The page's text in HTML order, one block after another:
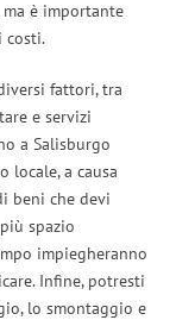
è importante
costi.
fattori, tra
e servizi
a Salisburgo
locale, a causa
beni che devi
spazio
impiegheranno
Infine, potresti
lo smontaggio e